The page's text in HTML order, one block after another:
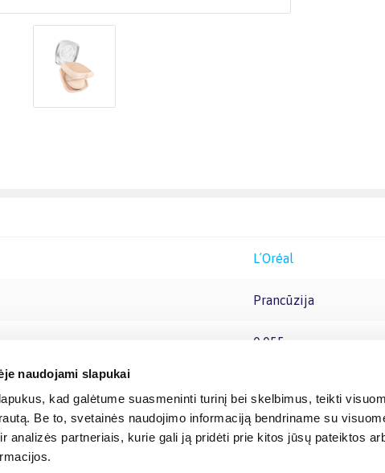
naudojami slapukai
kad galėtume suasmeninti turinį bei skelbimus, teikti
Be to, svetainės naudojimo informaciją bendriname su
analizės partneriais, kurie gali ją pridėti prie kitos jūsų pateiktos
L´Oréal
Prancūzija
0.055